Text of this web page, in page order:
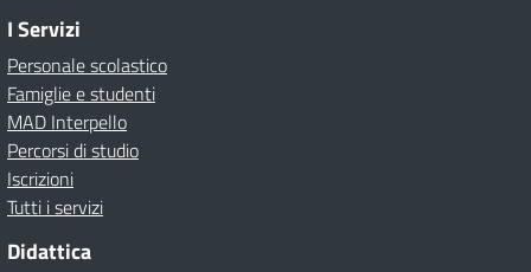
I Servizi
Personale scolastico
Famiglie e studenti
MAD Interpello
Percorsi di studio
Iscrizioni
Tutti i servizi
Didattica